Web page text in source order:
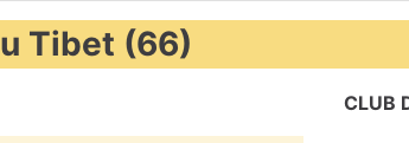
Tibet (66)
CLUB